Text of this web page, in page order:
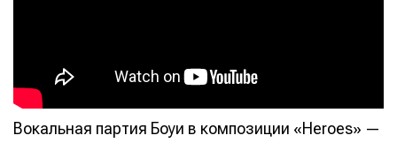
Вокальная партия Боуи в композиции «Heroes» —